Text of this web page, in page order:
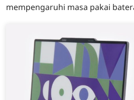
mempengaruhi masa pakai